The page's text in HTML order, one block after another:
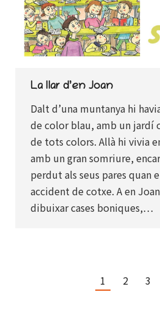
La llar d’en Joan
Dalt d’una muntanya hi
de color blau, amb un jardí
de tots colors. Allà hi vivia
amb un gran somriure,
perdut als seus pares quan
accident de cotxe. A en
dibuixar cases boniques,…
1 2 3